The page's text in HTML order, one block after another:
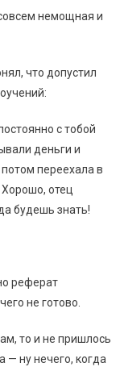
немощная и
что допустил
с тобой
деньги и
переехала в
Хорошо, отец
будешь знать!
реферат
не готово.
то и не пришлось
— ну нечего, когда